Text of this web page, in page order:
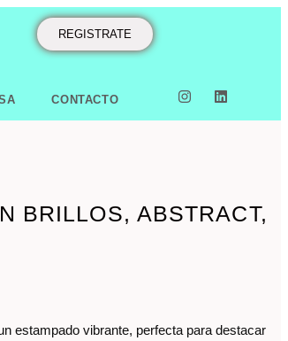
REGISTRATE
CONTACTO
BRILLOS, ABSTRACT,
estampado vibrante, perfecta para destacar